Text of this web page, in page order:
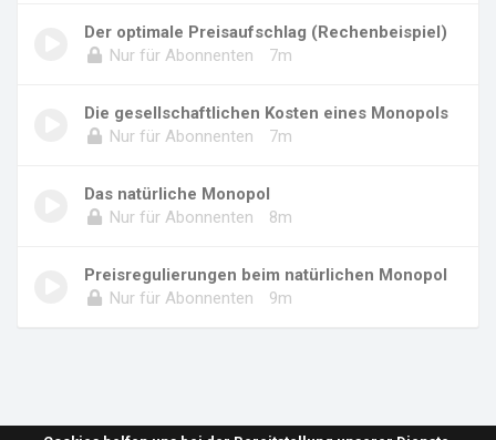
Der optimale Preisaufschlag (Rechenbeispiel)
Nur für Abonnenten
7m
Die gesellschaftlichen Kosten eines Monopols
Nur für Abonnenten
7m
Das natürliche Monopol
Nur für Abonnenten
8m
Preisregulierungen beim natürlichen Monopol
Nur für Abonnenten
9m